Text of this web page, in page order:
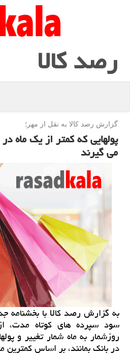
رصد كالا
گزارش رصد كالا به نقل از مهر؛
پولهایی كه كمتر از یك ماه
می گیرند
به گزارش رصد كالا با بخشنامه
سود سپرده های كوتاه مدت،
روزشمار به ماه شمار تغییر و
در بانك بمانند، بر اساس